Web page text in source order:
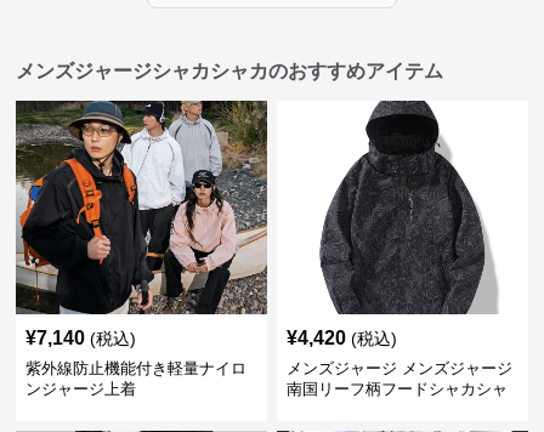
メンズジャージシャカシャカのおすすめアイテム
¥7,140 (税込)
紫外線防止機能付き軽量ナイロ
ンジャージ上着
¥4,420 (税込)
メンズジャージ メンズジャージ
南国リーフ柄フードシャカシャ